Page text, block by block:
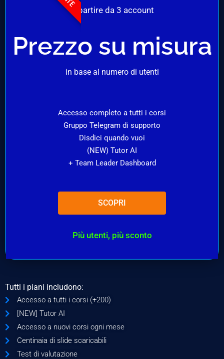
A partire da 3 account
Prezzo su misura
in base al numero di utenti
Accesso completo a tutti i corsi
Gruppo Telegram di supporto
Disdici quando vuoi
(NEW) Tutor AI
+ Team Leader Dashboard
SCOPRI
Più utenti, più sconto
Tutti i piani includono:
Accesso a tutti i corsi (+200)
[NEW] Tutor AI
Accesso a nuovi corsi ogni mese
Centinaia di slide scaricabili
Test di valutazione